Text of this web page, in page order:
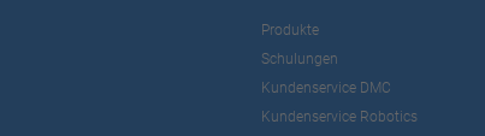
Produkte
Schulungen
Kundenservice DMC
Kundenservice Robotics